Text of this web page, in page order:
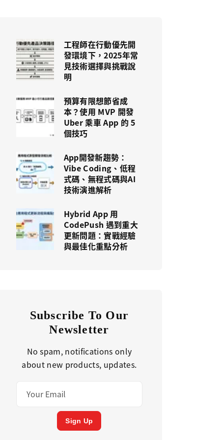
工程師在行動優先開
發環境下，2025年常
見技術選擇與挑戰說
明
預算有限想節省成
本？使用 MVP 開發
Uber 乘車 App 的 5
個技巧
App開發新趨勢：
Vibe Coding、低程
式碼、無程式碼與AI
技術演進解析
Hybrid App 用
CodePush 遇到重大
更新問題：實戰經驗
與最佳化重點分析
Subscribe To Our
Newsletter
No spam, notifications only
about new products, updates.
Sign Up